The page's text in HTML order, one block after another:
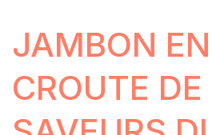
JAMBON EN
CROUTE